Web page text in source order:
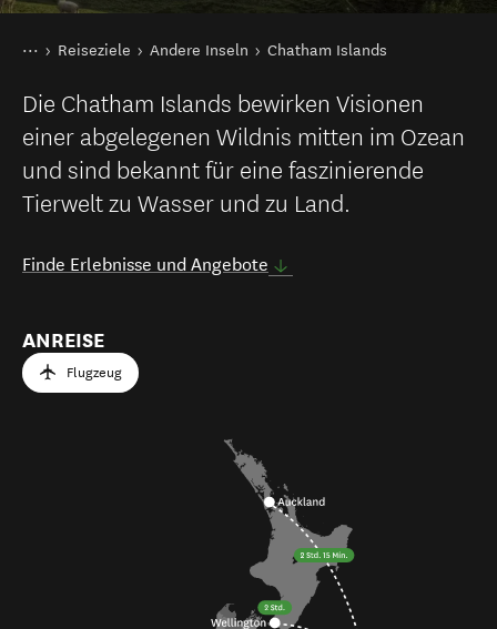
Sie sind hier
Startseite
Reiseziele Andere Inseln Chatham Islands
Die Chatham Islands bewirken Visionen
einer abgelegenen Wildnis mitten im Ozean
und sind bekannt für eine faszinierende
Tierwelt zu Wasser und zu Land.
Finde Erlebnisse und Angebote
ANREISE
Flugzeug